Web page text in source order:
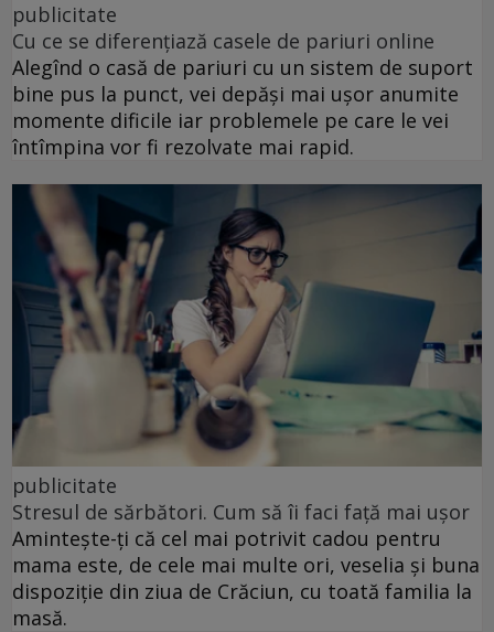
publicitate
Cu ce se diferențiază casele de pariuri online
Alegînd o casă de pariuri cu un sistem de suport
bine pus la punct, vei depăși mai ușor anumite
momente dificile iar problemele pe care le vei
întîmpina vor fi rezolvate mai rapid.
publicitate
Stresul de sărbători. Cum să îi faci față mai ușor
Amintește-ți că cel mai potrivit cadou pentru
mama este, de cele mai multe ori, veselia și buna
dispoziție din ziua de Crăciun, cu toată familia la
masă.